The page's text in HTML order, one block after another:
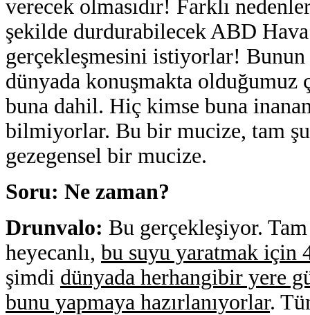
verecek olmasıdır! Farklı
şekilde durdurabilecek ABD
gerçekleşmesini istiyorlar! Bunun
dünyada konuşmakta
buna dahil. Hiç kimse buna
bilmiyorlar. Bu bir mucize, tam
gezegensel bir mucize.
Soru: Ne zaman?
Drunvalo: Bu gerçekleşiyor.
heyecanlı, bu suyu yaratmak için
şimdi dünyada herhangibir yere
bunu yapmaya hazırlanıyorlar.